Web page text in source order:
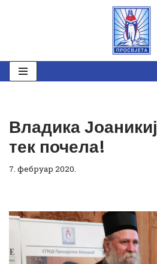
садржај
Владика
тек почела!
7. фебруар 2020.